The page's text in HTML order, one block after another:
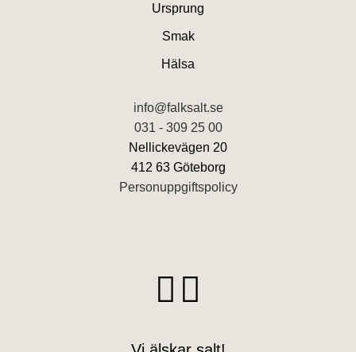
Ursprung
Smak
Hälsa
info@falksalt.se
031 - 309 25 00
Nellickevägen 20
412 63 Göteborg
Personuppgiftspolicy